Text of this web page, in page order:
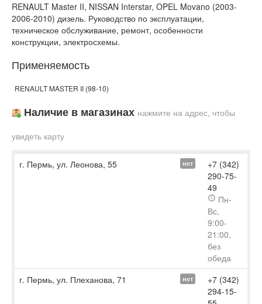
RENAULT Master II, NISSAN Interstar, OPEL Movano (2003-
2006-2010) дизель. Руководство по эксплуатации,
техническое обслуживание, ремонт, особенности
конструкции, электросхемы.
Применяемость
RENAULT MASTER II (98-10)
Наличие в магазинах нажмите на адрес, чтобы
увидеть карту
г. Пермь, ул. Леонова, 55 нет
+7 (342)
290-75-
49
Пн-
Вс,
9:00-
21:00,
без
обеда
г. Пермь, ул. Плеханова, 71
нет
+7 (342)
294-15-